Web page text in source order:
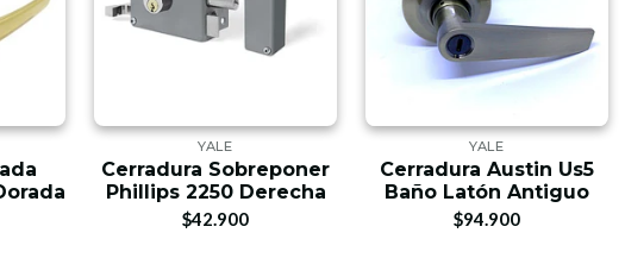
YALE
Cerradura Sobreponer
Phillips 2250 Derecha
$42.900
YALE
Cerradura Austin Us5
Baño Latón Antiguo
$94.900